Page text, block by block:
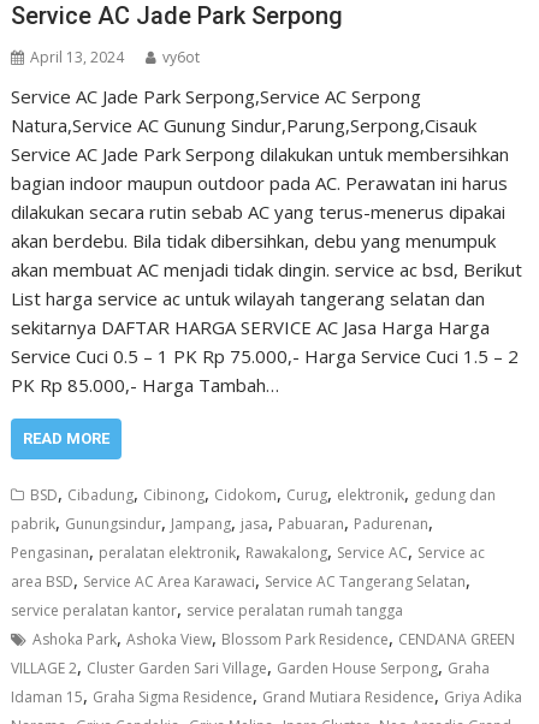
Service AC Jade Park Serpong
April 13, 2024 vy6ot
Service AC Jade Park Serpong,Service AC Serpong
Natura,Service AC Gunung Sindur,Parung,Serpong,Cisauk
Service AC Jade Park Serpong dilakukan untuk membersihkan
bagian indoor maupun outdoor pada AC. Perawatan ini harus
dilakukan secara rutin sebab AC yang terus-menerus dipakai
akan berdebu. Bila tidak dibersihkan, debu yang menumpuk
akan membuat AC menjadi tidak dingin. service ac bsd, Berikut
List harga service ac untuk wilayah tangerang selatan dan
sekitarnya DAFTAR HARGA SERVICE AC Jasa Harga Harga
Service Cuci 0.5 – 1 PK Rp 75.000,- Harga Service Cuci 1.5 – 2
PK Rp 85.000,- Harga Tambah…
READ MORE
BSD, Cibadung, Cibinong, Cidokom, Curug, elektronik, gedung dan
pabrik, Gunungsindur, Jampang, jasa, Pabuaran, Padurenan,
Pengasinan, peralatan elektronik, Rawakalong, Service AC, Service ac
area BSD, Service AC Area Karawaci, Service AC Tangerang Selatan,
service peralatan kantor, service peralatan rumah tangga
Ashoka Park,Ashoka View, Blossom Park Residence, CENDANA GREEN
VILLAGE 2, Cluster Garden Sari Village, Garden House Serpong, Graha
Idaman 15, Graha Sigma Residence, Grand Mutiara Residence, Griya Adika